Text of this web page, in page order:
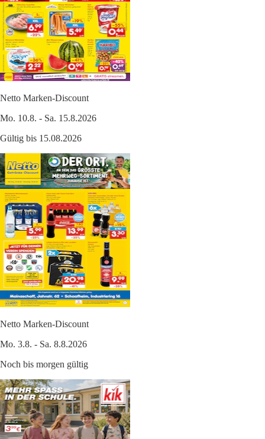
Netto Marken-Discount
Mo. 10.8. - Sa. 15.8.2026
Gültig bis 15.08.2026
Netto Marken-Discount
Mo. 3.8. - Sa. 8.8.2026
Noch bis morgen gültig